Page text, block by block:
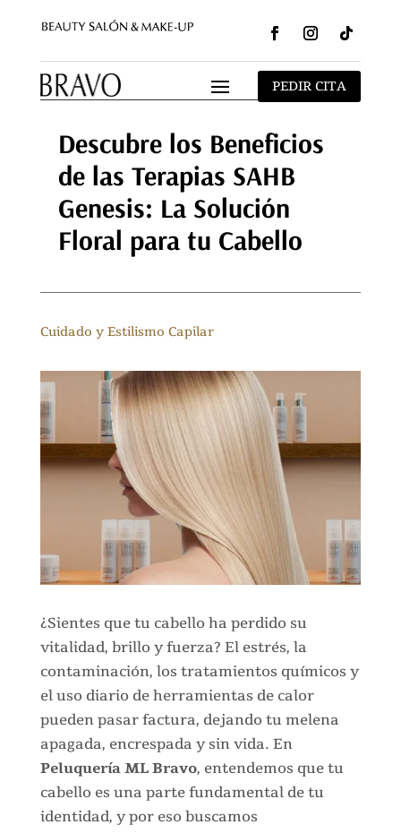
PEDIR CITA
Descubre los Beneficios
de las Terapias SAHB
Genesis: La Solución
Floral para tu Cabello
Cuidado y Estilismo Capilar
¿Sientes que tu cabello ha perdido su
vitalidad, brillo y fuerza? El estrés, la
contaminación, los tratamientos químicos y
el uso diario de herramientas de calor
pueden pasar factura, dejando tu melena
apagada, encrespada y sin vida. En
Peluquería ML Bravo, entendemos que tu
cabello es una parte fundamental de tu
identidad, y por eso buscamos